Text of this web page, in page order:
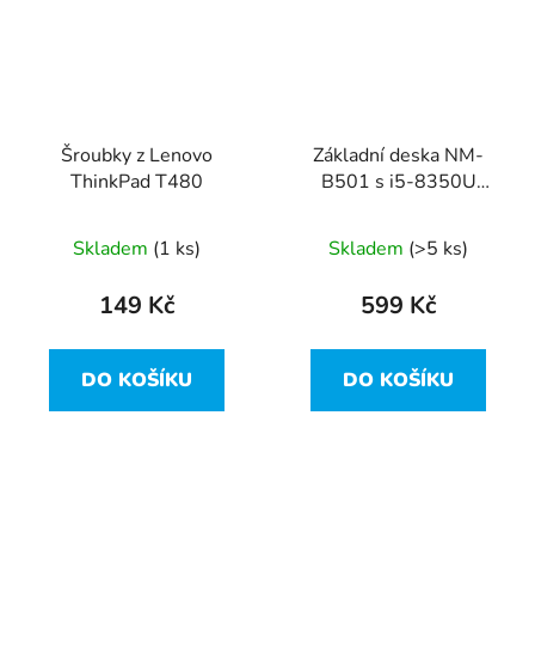
Šroubky z Lenovo
ThinkPad T480
Skladem (1 ks)
149 Kč
DO KOŠÍKU
Základní deska NM-
B501 s i5-8350U
více kusů vadné
Skladem (>5 ks)
599 Kč
DO KOŠÍKU